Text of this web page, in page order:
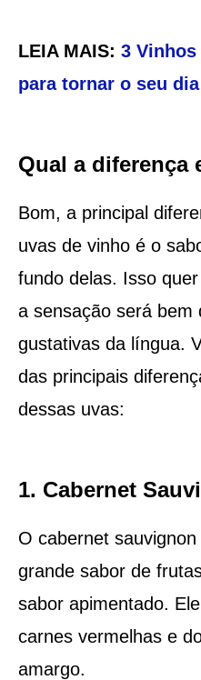
LEIA MAIS: 3
para tornar o seu
Qual a diferença
Bom, a principal
uvas de vinho é o
fundo delas. Isso
a sensação será bem
gustativas da língua.
das principais
dessas uvas:
1. Cabernet
O cabernet
grande sabor de
sabor apimentado.
carnes vermelhas e
amargo.